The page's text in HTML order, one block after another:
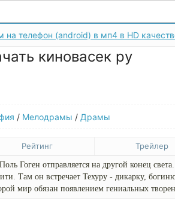
на телефон (android) в мп4 в HD
киновасек ру
/ Мелодрамы / Драмы
Рейтинг Трейлер
Гоген отправляется на другой конец
Там он встречает Техуру - дикарку,
мир обязан появлением гениальных